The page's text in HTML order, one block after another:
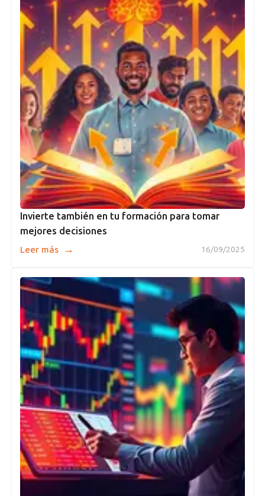
Invierte también en tu formación para tomar
mejores decisiones
16/09/2025
Leer más →